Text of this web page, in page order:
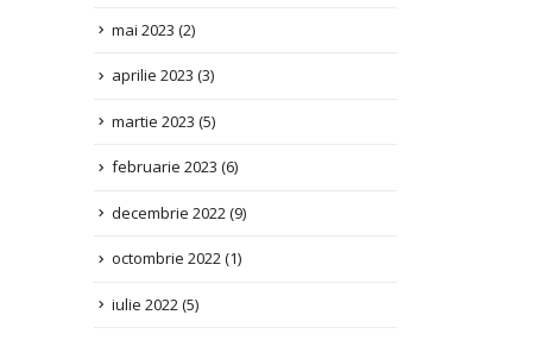
aprilie 2023(3)
martie 2023 (5)
februarie 2023
decembrie 2022(9)
octombrie 2022(1)
iulie 2022(5)
iunie 2022(3)